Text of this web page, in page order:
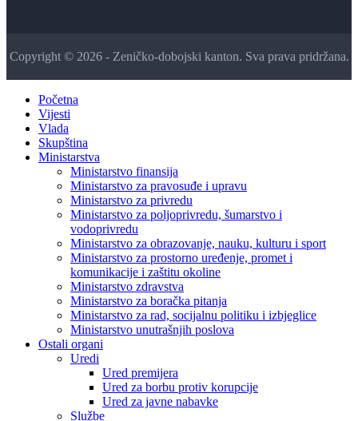
Copyright © 2026 - Zeničko-dobojski kanton. Sva prava pridržana.
Početna
Vijesti
Vlada
Skupština
Ministarstva
Ministarstvo finansija
Ministarstvo za pravosuđe i upravu
Ministarstvo za privredu
Ministarstvo za poljoprivredu, šumarstvo i
vodoprivredu
Ministarstvo za obrazovanje, nauku, kulturu i sport
Ministarstvo za prostorno uređenje, promet i
komunikacije i zaštitu okoline
Ministarstvo zdravstva
Ministarstvo za boračka pitanja
Ministarstvo za rad, socijalnu politiku i izbjeglice
Ministarstvo unutrašnjih poslova
Ostali organi
Uredi
Ured premijera
Ured za borbu protiv korupcije
Ured za javne nabavke
Službe